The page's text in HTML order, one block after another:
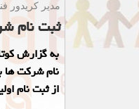
مدیر كریدور
ثبت نام
به گزارش
نام شرکت ها
از ثبت نام